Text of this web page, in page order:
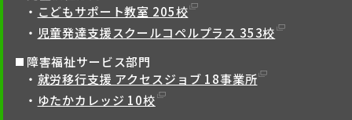
こどもサポート教室 205校
児童発達支援スクールコペルプラス 353校
障害福祉サービス部門
就労移行支援 アクセスジョブ 18事業所
ゆたかカレッジ 10校